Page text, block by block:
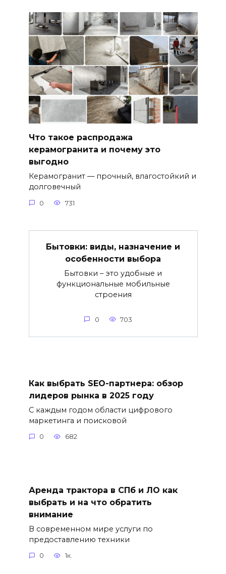
Что такое распродажа
керамогранита и почему это
выгодно
Керамогранит — прочный, влагостойкий и
долговечный
0 731
Бытовки: виды, назначение и
особенности выбора
Бытовки – это удобные и
функциональные мобильные
строения
0 703
Как выбрать SEO-партнера: обзор
лидеров рынка в 2025 году
С каждым годом области цифрового
маркетинга и поисковой
0 682
Аренда трактора в СПб и ЛО как
выбрать и на что обратить
внимание
В современном мире услуги по
предоставлению техники
0 1к.